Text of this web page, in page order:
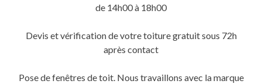
de 14h00 à 18h00
Devis et vérification de votre toiture gratuit sous 72h
après contact
Pose de fenêtres de toit. Nous travaillons avec la marque